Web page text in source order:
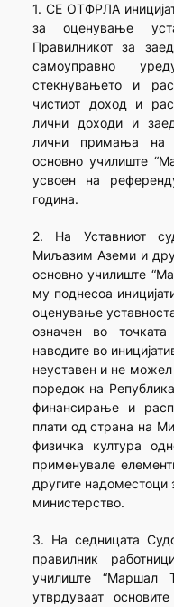
1. СЕ ОТФРЛА
за оценување
Правилникот за
самоуправно
стекнувањето и
чистиот доход и
лични доходи и
лични примања на
основно училиште
усвоен на
година.
2. На Уставниот
Миљазим Аземи и
основно училиште
му поднесоа
оценување
означен во
наводите во
неуставен и не можел
поредок на
финансирање и
плати од страна на
физичка култура
применувале
другите надоместоци
министерство.
3. На седницата
правилник
училиште “Маршал
утврдуваат